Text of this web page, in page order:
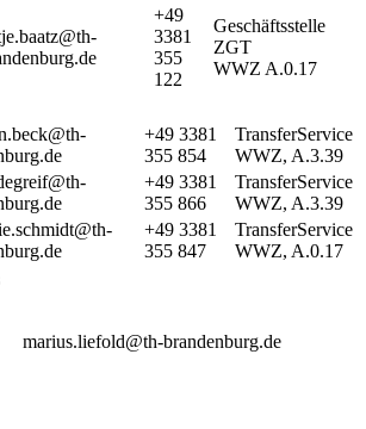
+49
3381
355
122
Geschäftsstelle
ZGT
WWZ A.0.17
+49 3381
355 854
TransferService
WWZ, A.3.39
+49 3381
355 866
TransferService
WWZ, A.3.39
+49 3381
355 847
TransferService
WWZ, A.0.17
marius.liefold@th-brandenburg.de